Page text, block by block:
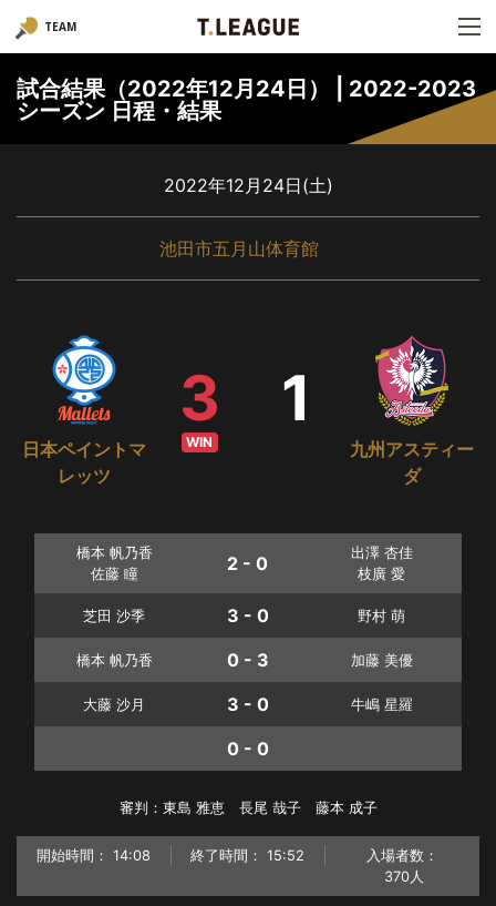
TEAM
試合結果（2022年12月24日） | 2022-2023
シーズン 日程・結果
2022年12月24日(土)
池田市五月山体育館
日本ペイントマ
レッツ
3
WIN
九州アスティー
ダ
1
橋本 帆乃香
佐藤 瞳
2 - 0
出澤 杏佳
枝廣 愛
芝田 沙季 3 - 0 野村 萌
橋本 帆乃香 0 - 3 加藤 美優
大藤 沙月 3 - 0 牛嶋 星羅
0 - 0
審判：東島 雅恵 長尾 哉子 藤本 成子
開始時間： 14:08 終了時間： 15:52
入場者数：
370人